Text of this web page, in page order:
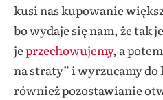
kusi nas kupowanie
bo wydaje się nam, że tak
jeprzechowujemy, a
na straty” i wyrzucamy do
również pozostawianie